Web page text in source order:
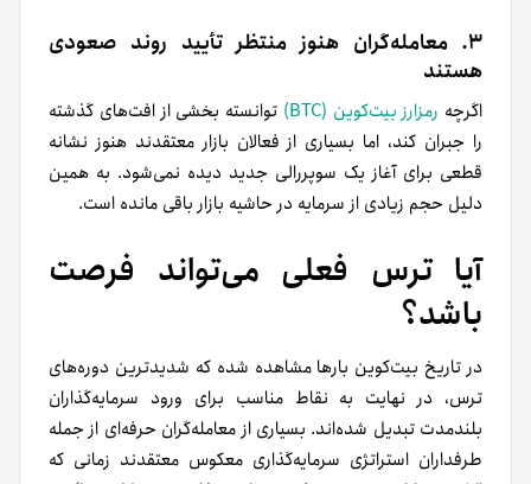
۳. معامله‌گران هنوز منتظر تأیید روند صعودی
هستند
اگرچه رمزارز بیت‌کوین (BTC)
توانسته بخشی از افت‌های گذشته
را جبران کند، اما بسیاری از فعالان بازار معتقدند هنوز نشانه
قطعی برای آغاز یک سوپررالی جدید دیده نمی‌شود. به همین
دلیل حجم زیادی از سرمایه در حاشیه بازار باقی مانده است.
آیا ترس فعلی می‌تواند فرصت
باشد؟
در تاریخ بیت‌کوین بارها مشاهده شده که شدیدترین دوره‌های
ترس، در نهایت به نقاط مناسب برای ورود سرمایه‌گذاران
بلندمدت تبدیل شده‌اند. بسیاری از معامله‌گران حرفه‌ای از جمله
طرفداران استراتژی سرمایه‌گذاری معکوس معتقدند زمانی که